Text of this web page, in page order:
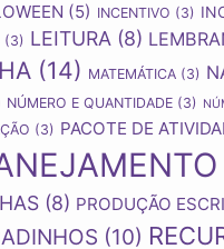
(5) INCENTIVO (3)
(3) LEITURA (8)
(14) MATEMÁTICA (3)
NÚMERO E QUANTIDADE (3)
(3) PACOTE DE
(8) PRODUÇÃO
(10)